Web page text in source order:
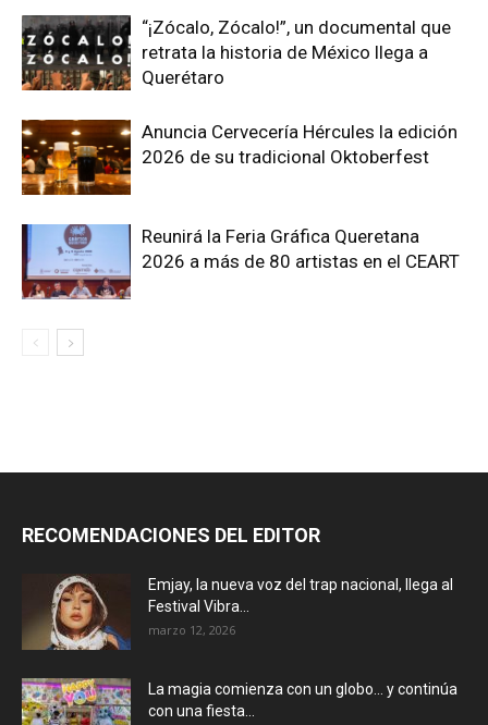
“¡Zócalo, Zócalo!”, un documental que
retrata la historia de México llega a
Querétaro
Anuncia Cervecería Hércules la edición
2026 de su tradicional Oktoberfest
Reunirá la Feria Gráfica Queretana
2026 a más de 80 artistas en el CEART
RECOMENDACIONES DEL EDITOR
Emjay, la nueva voz del trap nacional, llega al
Festival Vibra...
marzo 12, 2026
La magia comienza con un globo… y continúa
con una fiesta...